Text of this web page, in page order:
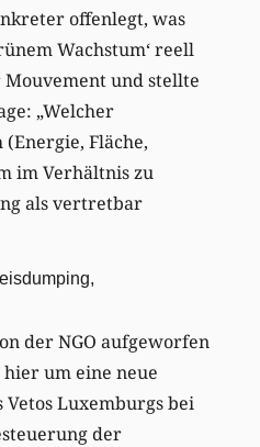
offenlegt, was
Wachstum‘ reell
und stellte
„Welcher
Fläche,
im Verhältnis zu
als vertretbar
der NGO aufgeworfen
um eine neue
Vetos Luxemburgs bei
der